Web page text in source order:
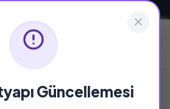
Güncellemesi